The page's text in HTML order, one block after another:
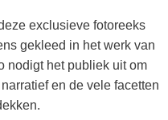
exclusieve fotoreeks
gekleed in het werk van
nodigt het publiek uit om
en de vele facetten